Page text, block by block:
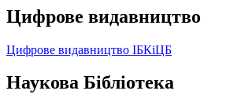
Цифрове видавництво
Цифрове видавництво ІБКіЦБ
Наукова Бібліотека